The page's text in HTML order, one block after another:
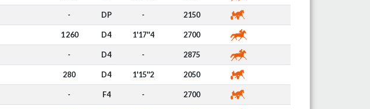
- DP - 2150
1 260 D4 1'17''4 2700
- D4 - 2875
280 D4 1'15''2 2050
- F4 - 2700